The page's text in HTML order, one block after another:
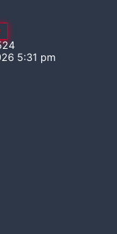
5:31 pm